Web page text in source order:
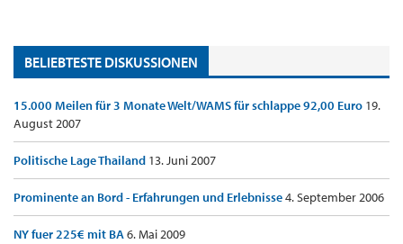
BELIEBTESTE DISKUSSIONEN
15.000 Meilen für 3 Monate Welt/WAMS für schlappe 92,00 Euro 19.
August 2007
Politische Lage Thailand 13. Juni 2007
Prominente an Bord - Erfahrungen und Erlebnisse4. September 2006
NY fuer 225€ mit BA6. Mai 2009